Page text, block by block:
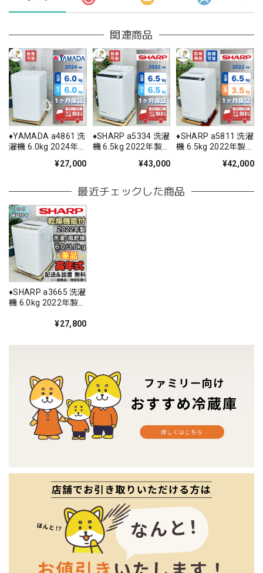
関連商品
♦️YAMADA a4861 洗
濯機 6.0kg 2024年
¥27,000
♦️SHARP a5334 洗濯
機 6.5kg 2022年製
¥43,000
♦️SHARP a5811 洗濯
機 6.5kg 2022年製
¥42,000
最近チェックした商品
♦️SHARP a3665 洗濯
機 6.0kg 2022年製
¥27,800